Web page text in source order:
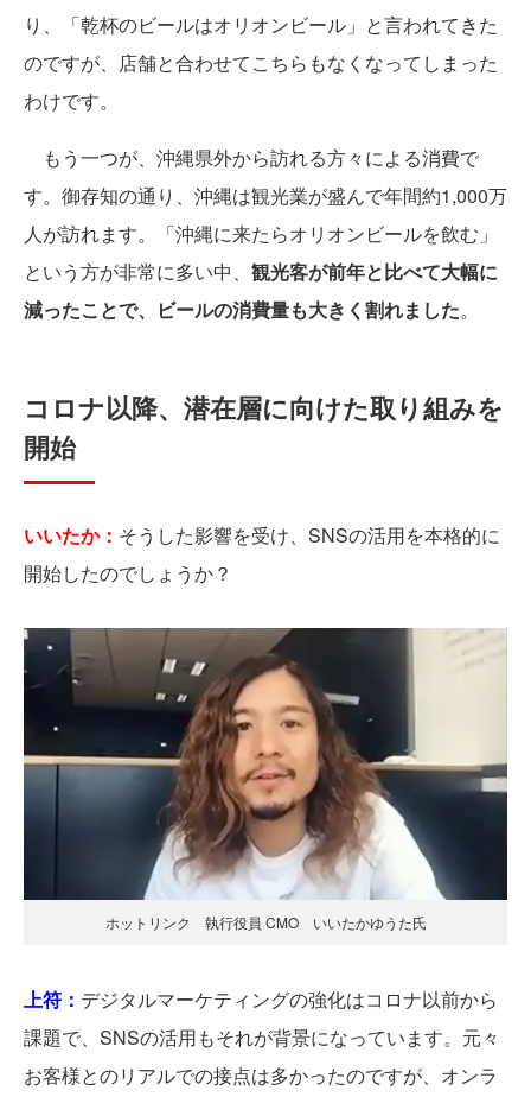
り、「乾杯のビールはオリオンビール」と言われてきた
のですが、店舗と合わせてこちらもなくなってしまった
わけです。
もう一つが、沖縄県外から訪れる方々による消費で
す。御存知の通り、沖縄は観光業が盛んで年間約1,000万
人が訪れます。「沖縄に来たらオリオンビールを飲む」
という方が非常に多い中、 観光客が前年と比べて大幅に
減ったことで、ビールの消費量も大きく割れました。
コロナ以降、潜在層に向けた取り組みを
開始
いいたか： そうした影響を受け、SNSの活用を本格的に
開始したのでしょうか？
ホットリンク 執行役員 CMO いいたかゆうた氏
上符： デジタルマーケティングの強化はコロナ以前から
課題で、SNSの活用もそれが背景になっています。元々
お客様とのリアルでの接点は多かったのですが、オンラ